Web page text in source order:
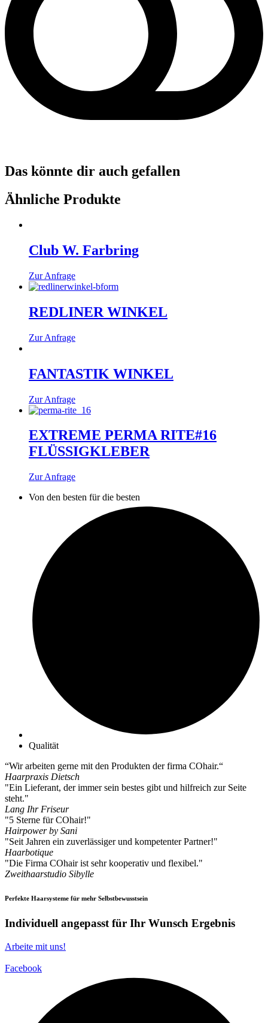
Das könnte dir auch gefallen
Ähnliche Produkte
Club W. Farbring
Zur Anfrage
REDLINER WINKEL
Zur Anfrage
FANTASTIK WINKEL
Zur Anfrage
EXTREME PERMA RITE#16
FLÜSSIGKLEBER
Zur AnfrageDieses
weist
Varianten
auf.
Von den besten für die besten
Qualität
“Wir arbeiten gerne mit den Produkten der firma COhair.“
Haarpraxis Dietsch
"Ein Lieferant, der immer sein bestes gibt und hilfreich zur Seite
steht."
Lang Ihr Friseur
"5 Sterne für COhair!"
Hairpower by Sani
"Seit Jahren ein zuverlässiger und kompetenter Partner!"
Haarbotique
"Die Firma COhair ist sehr kooperativ und flexibel."
Zweithaarstudio Sibylle
Perfekte Haarsysteme für mehr Selbstbewusstsein
Individuell angepasst für Ihr Wunsch Ergebnis
Arbeite mit uns!
Facebook